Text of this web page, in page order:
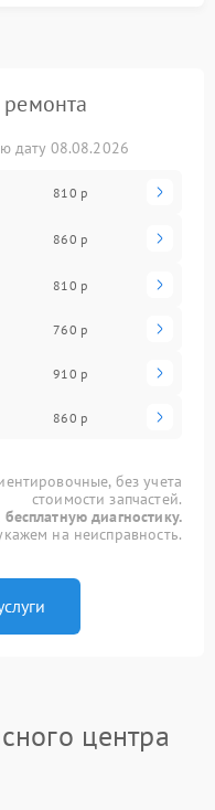
дату 08.08.2026
810 р
860 р
810 р
760 р
910 р
860 р
без учета
стоимости запчастей.
диагностику.
на неисправность.
центра